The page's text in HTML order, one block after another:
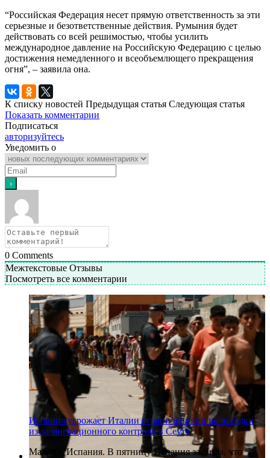
“Российская Федерация несет прямую ответственность за эти
серьезные и безответственные действия. Румыния будет
действовать со всей решимостью, чтобы усилить
международное давление на Российскую Федерацию с целью
достижения немедленного и всеобъемлющего прекращения
огня”, – заявила она.
К списку новостей Предыдущая статья Следующая статья
Показать комментарии
Подписаться
авторизуйтесь
Уведомить о
0 Comments
Межтекстовые Отзывы
Посмотреть все комментарии
Испания угрожает Италии ограничениями на поездки
из-за миграционного контроля в Сеуте
Мадрид, Испания. В пятницу Испания заявила, что